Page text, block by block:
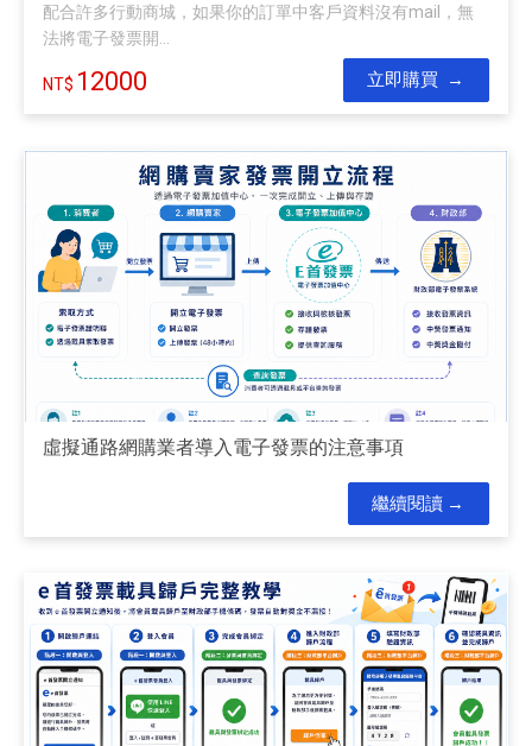
配合許多行動商城，如果你的訂單中客戶資料沒有mail，無
法將電子發票開...
12000 立即購買
虛擬通路網購業者導入電子發票的注意事項
繼續閱讀